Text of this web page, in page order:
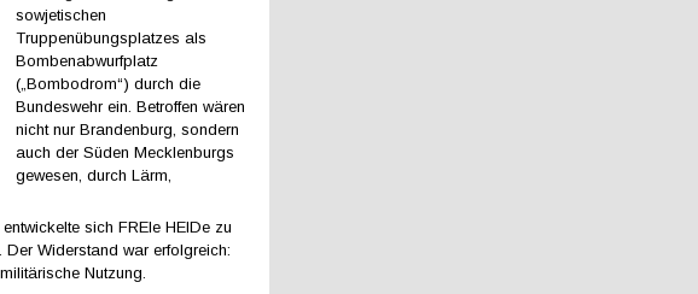
sowjetischen
Truppenübungsplatzes als
Bombenabwurfplatz
(„Bombodrom“) durch die
Bundeswehr ein. Betroffen wären
nicht nur Brandenburg, sondern
auch der Süden Mecklenburgs
gewesen, durch Lärm,
sich FREIe HEIDe zu
Widerstand war erfolgreich:
Nutzung.